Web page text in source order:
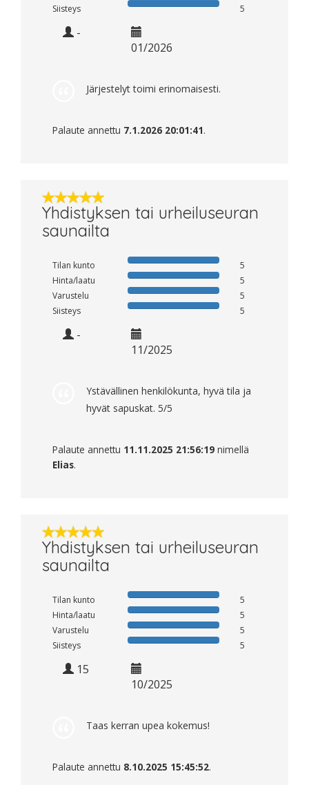
Siisteys
5
-
01/2026
Järjestelyt toimi erinomaisesti.
Palaute annettu 7.1.2026 20:01:41.
Yhdistyksen tai urheiluseuran
saunailta
Tilan kunto
5
Hinta/laatu
5
Varustelu
5
Siisteys
5
-
11/2025
Ystävällinen henkilökunta, hyvä tila ja
hyvät sapuskat. 5/5
Palaute annettu 11.11.2025 21:56:19 nimellä
Elias.
Yhdistyksen tai urheiluseuran
saunailta
Tilan kunto
5
Hinta/laatu
5
Varustelu
5
Siisteys
5
15
10/2025
Taas kerran upea kokemus!
Palaute annettu 8.10.2025 15:45:52.